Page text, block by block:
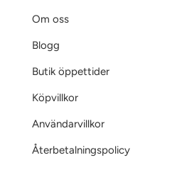
Om oss
Blogg
Butik öppettider
Köpvillkor
Användarvillkor
Återbetalningspolicy